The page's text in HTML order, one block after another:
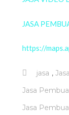
JASA
https://
jasa ,
Jasa
Jasa